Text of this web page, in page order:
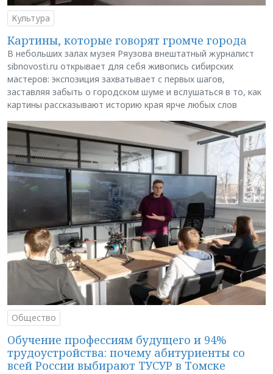
Культура
Картины, которые говорят громче города
В небольших залах музея Ряузова внештатный журналист
sibnovosti.ru открывает для себя живопись сибирских
мастеров: экспозиция захватывает с первых шагов,
заставляя забыть о городском шуме и вслушаться в то, как
картины рассказывают историю края ярче любых слов
Общество
Обучение профессиям будущего и 94%
трудоустройства: почему абитуриенты со
всей России выбирают ТУСУР в Томске